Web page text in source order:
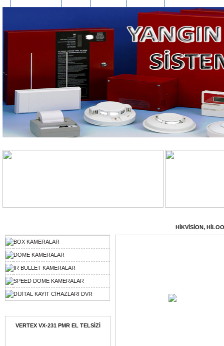
BOX KAMERALAR
DOME KAMERALAR
IR BULLET KAMERALAR
SPEED DOME KAMERALAR
DİJİTAL KAYIT CİHAZLARI DVR
VERTEX VX-231 PMR EL TELSİZİ
HİKVİSİON,